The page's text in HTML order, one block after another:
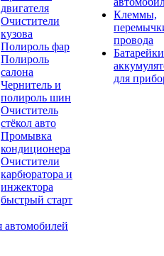
двигателя
Очистители
кузова
Полироль фар
Полироль
салона
Чернитель и
полироль шин
Очиститель
стёкол авто
Промывка
кондиционера
Очистители
карбюратора и
инжектора
быстрый старт
Клеммы,
провода
для